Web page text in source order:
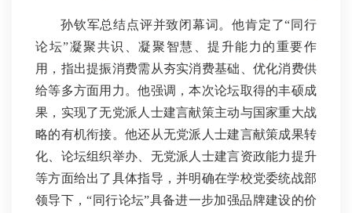
孙钦军总结点评并致闭幕词。他肯定了“同行
论坛”凝聚共识、凝聚智慧、提升能力的重要作
用，指出提振消费需从夯实消费基础、优化消费供
给等多方面用力。他强调，本次论坛取得的丰硕成
果，实现了无党派人士建言献策主动与国家重大战
略的有机衔接。他还从无党派人士建言献策成果转
化、论坛组织举办、无党派人士建言资政能力提升
等方面给出了具体指导，并明确在学校党委统战部
领导下，“同行论坛”具备进一步加强品牌建设的价